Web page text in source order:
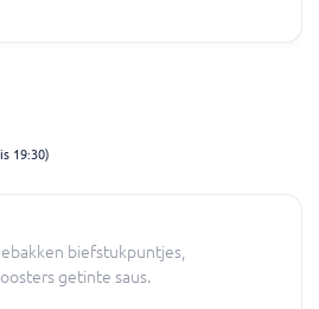
19:30)
biefstukpuntjes,
getinte saus.